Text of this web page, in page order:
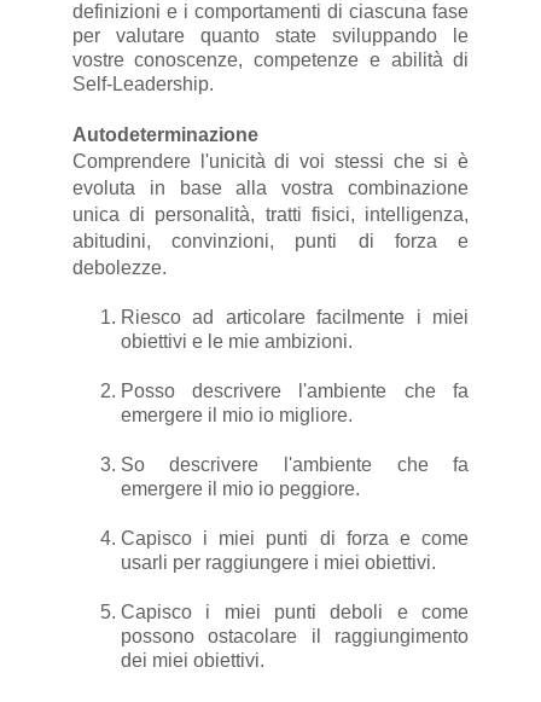
definizioni e i comportamenti di ciascuna fase
per valutare quanto state sviluppando le
vostre conoscenze, competenze e abilità di
Self-Leadership.
Autodeterminazione
Comprendere l'unicità di voi stessi che si è
evoluta in base alla vostra combinazione
unica di personalità, tratti fisici, intelligenza,
abitudini, convinzioni, punti di forza e
debolezze.
Riesco ad articolare facilmente i miei
obiettivi e le mie ambizioni.
Posso descrivere l'ambiente che fa
emergere il mio io migliore.
So descrivere l'ambiente che fa
emergere il mio io peggiore.
Capisco i miei punti di forza e come
usarli per raggiungere i miei obiettivi.
Capisco i miei punti deboli e come
possono ostacolare il raggiungimento
dei miei obiettivi.